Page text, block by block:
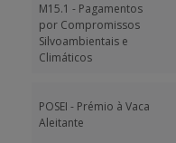
M15.1 - Pagamentos
por Compromissos
Silvoambientais e
Climáticos
POSEI - Prémio à Vaca
Aleitante